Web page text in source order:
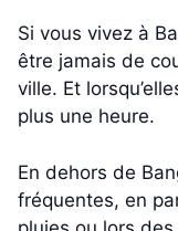
Si vous vivez à
être jamais de
ville. Et
plus une heure.
En dehors de
fréquentes, en